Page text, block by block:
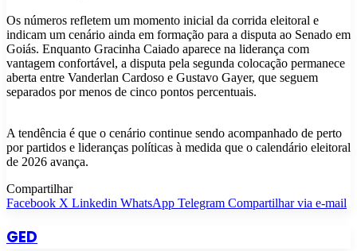
Os números refletem um momento inicial da corrida eleitoral e
indicam um cenário ainda em formação para a disputa ao Senado em
Goiás. Enquanto Gracinha Caiado aparece na liderança com
vantagem confortável, a disputa pela segunda colocação permanece
aberta entre Vanderlan Cardoso e Gustavo Gayer, que seguem
separados por menos de cinco pontos percentuais.
A tendência é que o cenário continue sendo acompanhado de perto
por partidos e lideranças políticas à medida que o calendário eleitoral
de 2026 avança.
Compartilhar
Facebook X Linkedin WhatsApp Telegram Compartilhar via e-mail
GED